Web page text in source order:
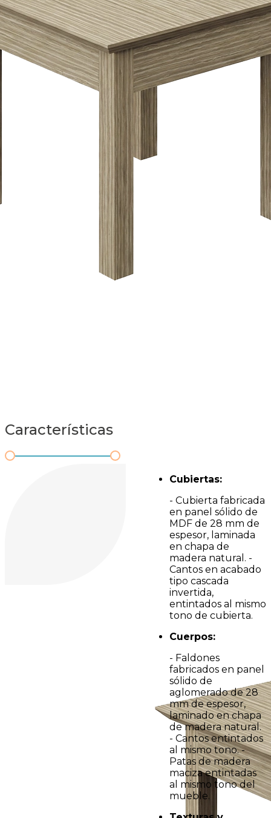
Características
Cubiertas:
- Cubierta fabricada
en panel sólido de
MDF de 28 mm de
espesor, laminada
en chapa de
madera natural. -
Cantos en acabado
tipo cascada
invertida,
entintados al mismo
tono de cubierta.
Cuerpos:
- Faldones
fabricados en panel
sólido de
aglomerado de 28
mm de espesor,
laminado en chapa
de madera natural.
- Cantos entintados
al mismo tono. -
Patas de madera
maciza entintadas
al mismo tono del
mueble.